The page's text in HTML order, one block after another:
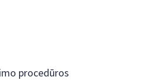
procedūros